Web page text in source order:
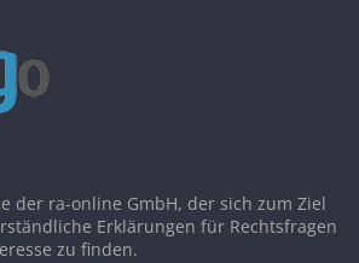
der ra-online GmbH, der sich zum Ziel
Erklärungen für Rechtsfragen
zu finden.